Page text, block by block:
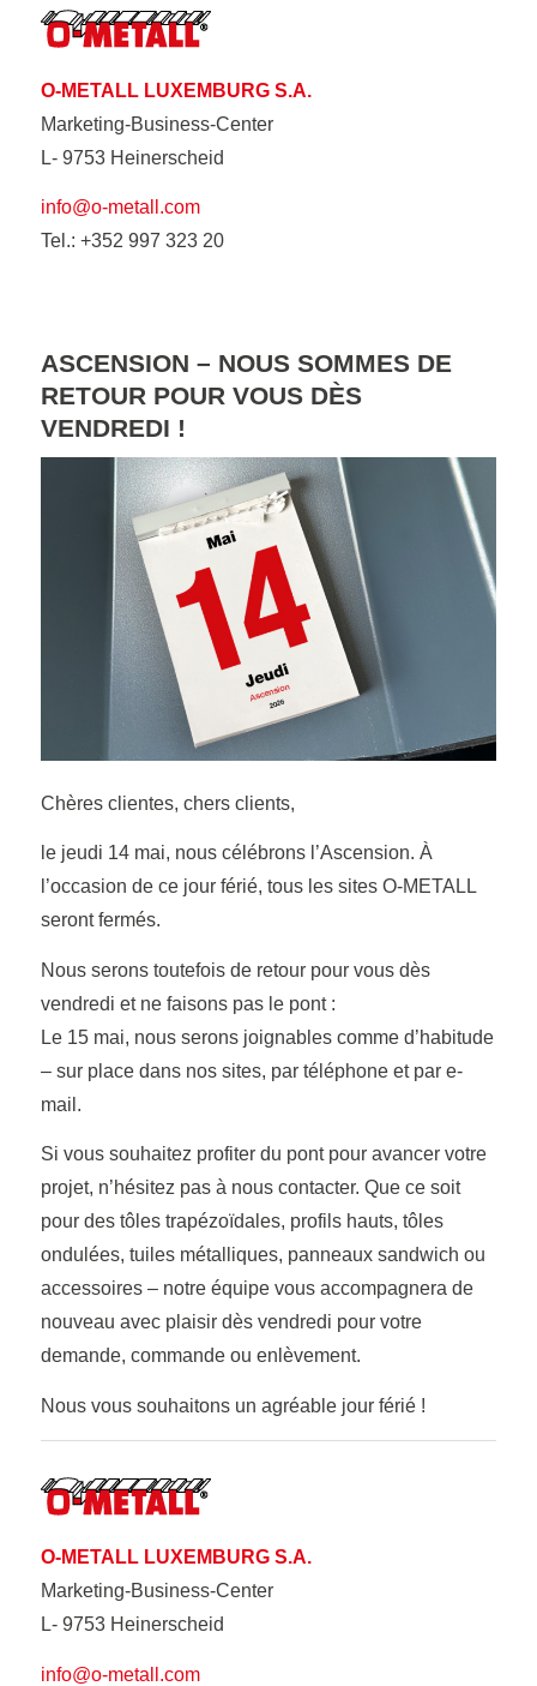
O-METALL LUXEMBURG S.A.
Marketing-Business-Center
L- 9753 Heinerscheid
info@o-metall.com
Tel.: +352 997 323 20
ASCENSION – NOUS SOMMES DE
RETOUR POUR VOUS DÈS
VENDREDI !
Chères clientes, chers clients,
le jeudi 14 mai, nous célébrons l’Ascension. À
l’occasion de ce jour férié, tous les sites O-METALL
seront fermés.
Nous serons toutefois de retour pour vous dès
vendredi et ne faisons pas le pont :
Le 15 mai, nous serons joignables comme d’habitude
– sur place dans nos sites, par téléphone et par e-
mail.
Si vous souhaitez profiter du pont pour avancer votre
projet, n’hésitez pas à nous contacter. Que ce soit
pour des tôles trapézoïdales, profils hauts, tôles
ondulées, tuiles métalliques, panneaux sandwich ou
accessoires – notre équipe vous accompagnera de
nouveau avec plaisir dès vendredi pour votre
demande, commande ou enlèvement.
Nous vous souhaitons un agréable jour férié !
O-METALL LUXEMBURG S.A.
Marketing-Business-Center
L- 9753 Heinerscheid
info@o-metall.com